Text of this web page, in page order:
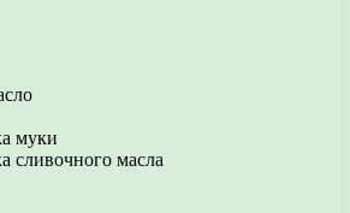
муки
сливочного масла